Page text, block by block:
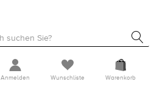
Anmelden Wunschliste Warenkorb